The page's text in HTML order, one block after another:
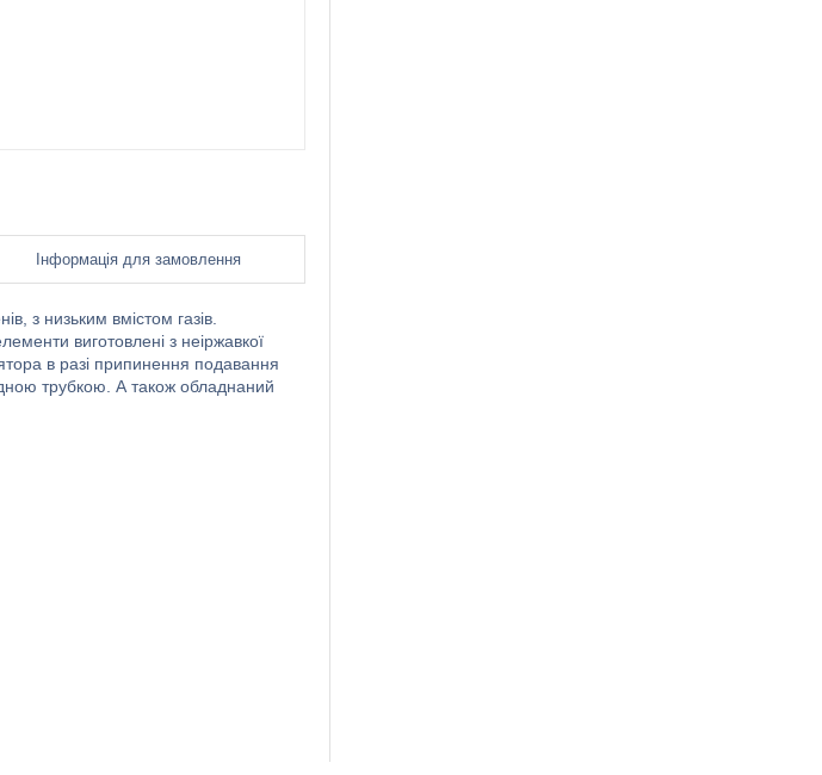
Інформація для замовлення
з низьким вмістом газів.
виготовлені з неіржавкої
в разі припинення подавання
трубкою. А також обладнаний